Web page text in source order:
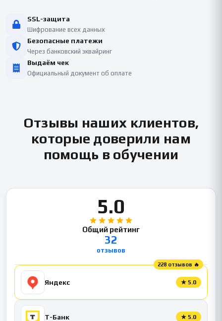
SSL-защита
Шифрование всех данных
Безопасные платежи
Через банковский эквайринг
Выдаём чек
Официальный документ об оплате
Отзывы наших клиентов,
которые доверили нам
помощь в обучении
5.0
Общий рейтинг
32
отзывов
228 отзывов 🔥
Яндекс ★ 5.0
Т-Банк ★ 5.0